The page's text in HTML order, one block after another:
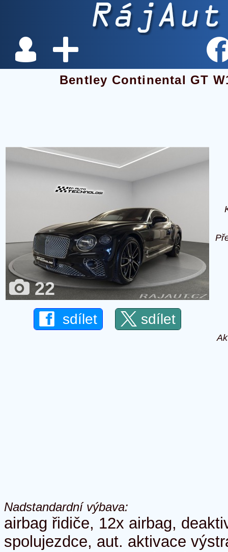
Bentley Continental GT
22
sdílet sdílet
Nadstandardní výbava:
airbag řidiče, 12x airbag,
spolujezdce, aut. aktivace